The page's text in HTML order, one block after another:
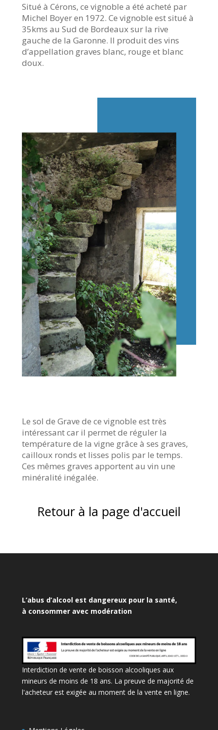
Situé à Cérons, ce vignoble a été acheté par
Michel Boyer en 1972. Ce vignoble est situé à
35kms au Sud de Bordeaux sur la rive
gauche de la Garonne. Il produit des vins
d’appellation graves blanc, rouge et blanc
doux.
Le sol de Grave de ce vignoble est très
intéressant car il permet de réguler la
température de la vigne grâce à ses graves,
cailloux ronds et lisses polis par le temps.
Ces mêmes graves apportent au vin une
minéralité inégalée.
Retour à la page d'accueil
L’abus d’alcool est dangereux pour la santé,
à consommer avec modération
Interdiction de vente de boisson alcooliques aux
mineurs de moins de 18 ans. La preuve de majorité de
l'acheteur est exigée au moment de la vente en ligne.